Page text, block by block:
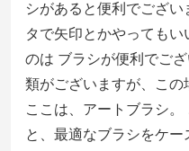
シがあると便利でござ
タで矢印とかやってもい
のは ブラシが便利でご
類がございますが、この
ここは、アートブラシ
と、最適なブラシをケ